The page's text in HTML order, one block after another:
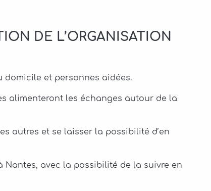
DE L’ORGANISATION
domicile et personnes aidées.
alimenteront les échanges autour de la
autres et se laisser la possibilité d’en
Nantes, avec la possibilité de la suivre en